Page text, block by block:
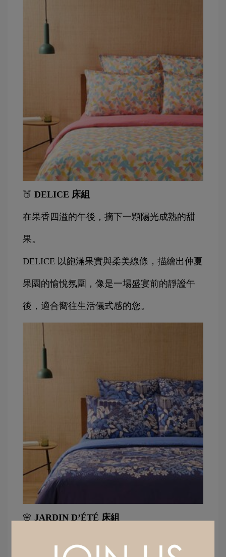
🍑 DELICE 床組
在果香四溢的午後，摘下一顆陽光成熟的甜
果。
DELICE 以飽滿果實與柔美線條，描繪出仲夏
果園的愉悅氛圍，像是一場盛宴前的靜謐午
後，適合嚮往生活儀式感的您。
🌸 JARDIN D’ÉTÉ 床組